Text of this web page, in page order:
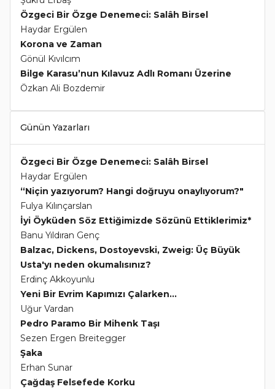
Özgeci Bir Özge Denemeci: Salâh Birsel
Haydar Ergülen
Korona ve Zaman
Gönül Kıvılcım
Bilge Karasu’nun Kılavuz Adlı Romanı Üzerine
Özkan Ali Bozdemir
Günün Yazarları
Özgeci Bir Özge Denemeci: Salâh Birsel
Haydar Ergülen
“Niçin yazıyorum? Hangi doğruyu onaylıyorum?"
Fulya Kılınçarslan
İyi Öyküden Söz Ettiğimizde Sözünü Ettiklerimiz*
Banu Yıldıran Genç
Balzac, Dickens, Dostoyevski, Zweig: Üç Büyük
Usta'yı neden okumalısınız?
Erdinç Akkoyunlu
Yeni Bir Evrim Kapımızı Çalarken...
Uğur Vardan
Pedro Paramo Bir Mihenk Taşı
Sezen Ergen Breitegger
Şaka
Erhan Sunar
Çağdaş Felsefede Korku